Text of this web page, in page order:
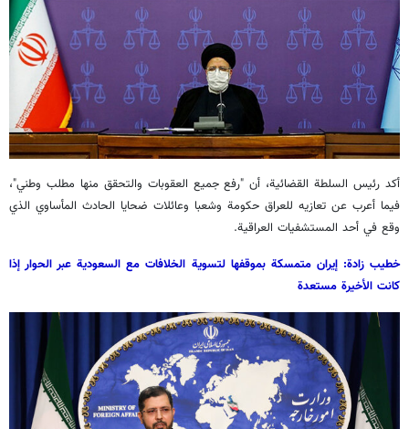
أكد رئيس السلطة القضائية، أن "رفع جميع العقوبات والتحقق منها مطلب وطني"،
فيما أعرب عن تعازيه للعراق حكومة وشعبا وعائلات ضحايا الحادث المأساوي الذي
وقع في أحد المستشفيات العراقية.
خطیب زادة: إيران متمسكة بموقفها لتسوية الخلافات مع السعودية عبر الحوار إذا
كانت الأخيرة مستعدة